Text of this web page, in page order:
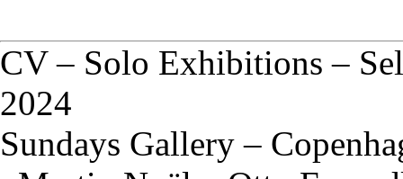
CV – Solo Exhibitions –
2024
Sundays Gallery –